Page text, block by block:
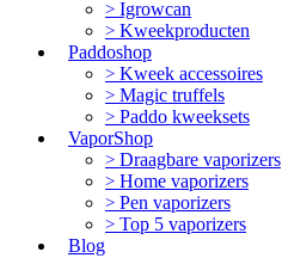
Igrowcan
Kweekproducten
Paddoshop
Kweek accessoires
Magic truffels
Paddo kweeksets
VaporShop
Draagbare vaporizers
Home vaporizers
Pen vaporizers
Top 5 vaporizers
Blog